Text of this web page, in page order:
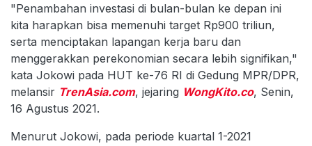
"Penambahan investasi di bulan-bulan ke depan ini
kita harapkan bisa memenuhi target Rp900 triliun,
serta menciptakan lapangan kerja baru dan
menggerakkan perekonomian secara lebih signifikan,"
kata Jokowi pada HUT ke-76 RI di Gedung MPR/DPR,
melansir TrenAsia.com, jejaring WongKito.co, Senin,
16 Agustus 2021.
Menurut Jokowi, pada periode kuartal 1-2021